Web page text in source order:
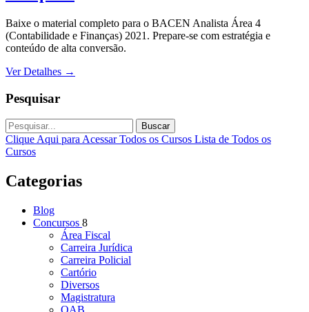
Baixe o material completo para o BACEN Analista Área 4
(Contabilidade e Finanças) 2021. Prepare-se com estratégia e
conteúdo de alta conversão.
Ver Detalhes →
Pesquisar
Buscar
Clique Aqui para Acessar Todos os Cursos Lista de Todos os
Cursos
Categorias
Blog
Concursos 8
Área Fiscal
Carreira Jurídica
Carreira Policial
Cartório
Diversos
Magistratura